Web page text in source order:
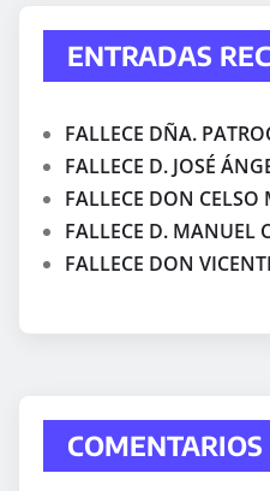
ENTRADAS
FALLECE DÑA.
FALLECE D. JOSÉ
FALLECE DON CELSO
FALLECE D. MANUEL
FALLECE DON
COMENTARIOS